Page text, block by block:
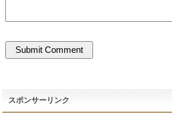
スポンサーリンク